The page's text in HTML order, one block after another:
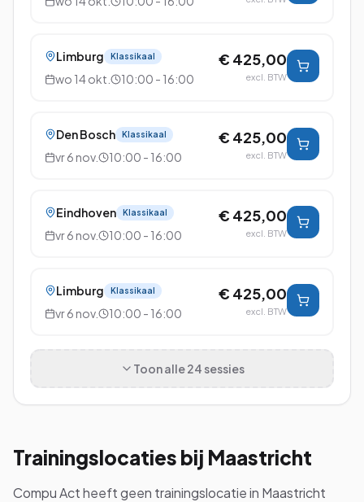
Limburg Klassikaal
wo 14 okt. 10:00 - 16:00
€ 425,00
excl. BTW
Den Bosch Klassikaal
vr 6 nov. 10:00 - 16:00
€ 425,00
excl. BTW
Eindhoven Klassikaal
vr 6 nov. 10:00 - 16:00
€ 425,00
excl. BTW
Limburg Klassikaal
vr 6 nov. 10:00 - 16:00
€ 425,00
excl. BTW
Toon alle24 sessies
Trainingslocaties bij Maastricht
Compu Act heeft geen trainingslocatie in Maastricht